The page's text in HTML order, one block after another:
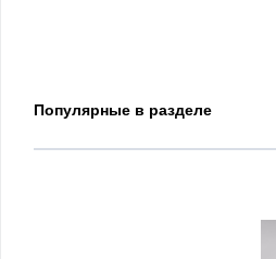
Популярные в разделе